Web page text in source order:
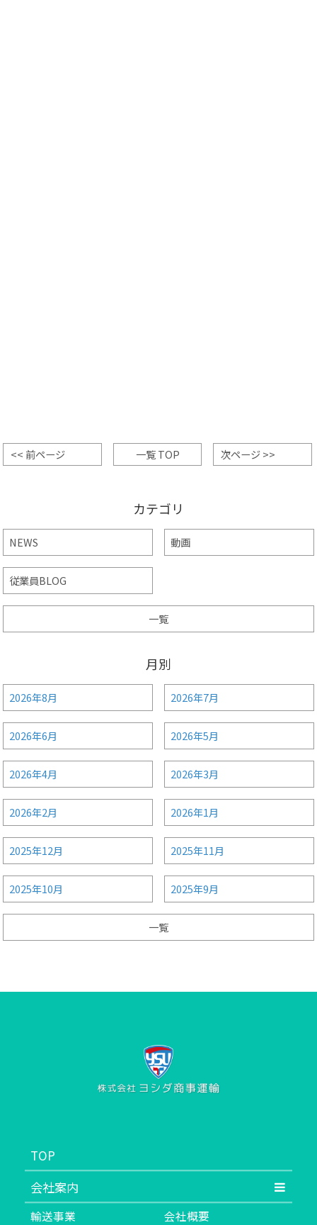
<< 前ページ 一覧 TOP 次ページ >>
カテゴリ
NEWS 動画
従業員BLOG
一覧
月別
2026年8月 2026年7月
2026年6月 2026年5月
2026年4月 2026年3月
2026年2月 2026年1月
2025年12月 2025年11月
2025年10月 2025年9月
一覧
TOP
会社案内
輸送事業
会社概要